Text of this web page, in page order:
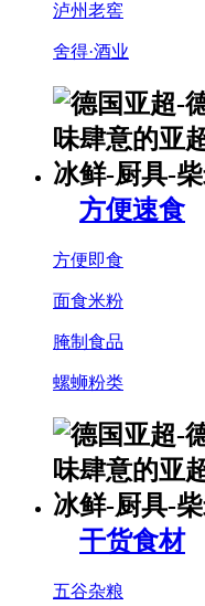
泸州老窖
舍得·酒业
方便速食
方便即食
面食米粉
腌制食品
螺蛳粉类
干货食材
五谷杂粮